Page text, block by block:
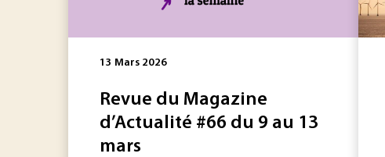
13 Mars 2026
Revue du Magazine
d’Actualité #66 du 9 au 13
mars